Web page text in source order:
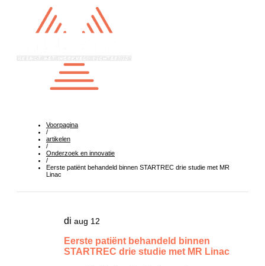
Voorpagina
/
artikelen
/
Onderzoek en innovatie
/
Eerste patiënt behandeld binnen STARTREC drie studie met MR
Linac
di aug 12
Eerste patiënt behandeld binnen
STARTREC drie studie met MR Linac